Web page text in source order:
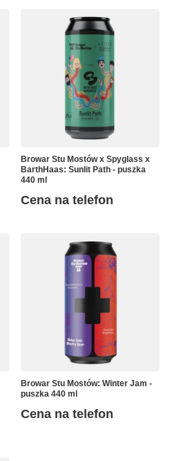
Browar Stu Mostów x Spyglass x
BarthHaas: Sunlit Path - puszka
440 ml
Cena na telefon
Browar Stu Mostów: Winter Jam -
puszka 440 ml
Cena na telefon